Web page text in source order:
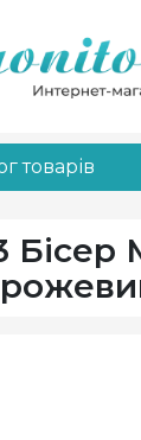
товарів
Бісер